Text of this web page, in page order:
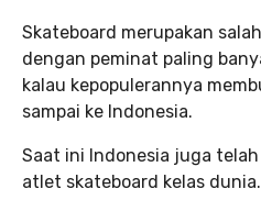
Skateboard merupakan
dengan peminat paling
kalau kepopulerannya
sampai ke Indonesia.
Saat ini Indonesia juga
atlet skateboard kelas